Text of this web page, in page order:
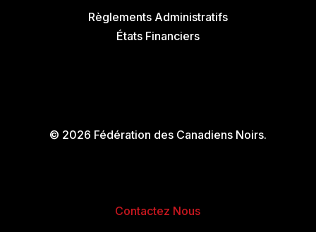
Règlements Administratifs
États Financiers
© 2026 Fédération des Canadiens Noirs.
Contactez Nous